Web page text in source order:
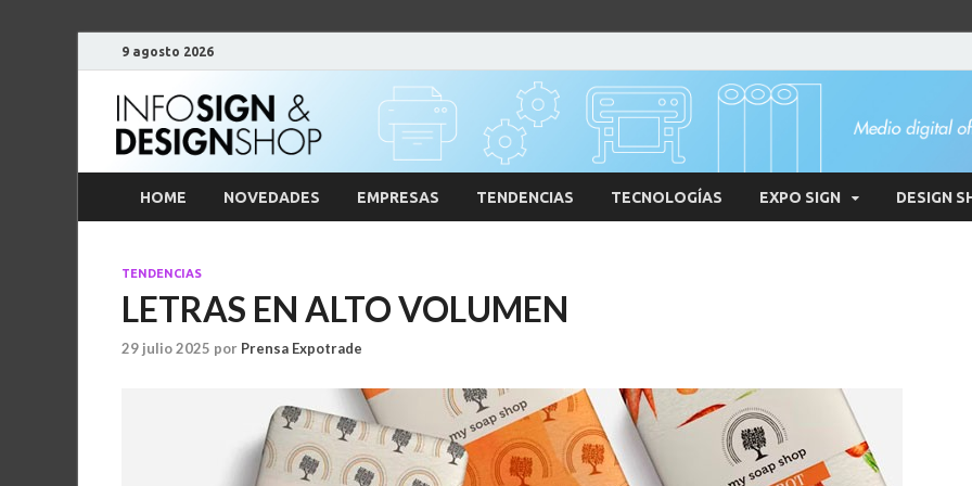
9 agosto 2026
HOME NOVEDADES EMPRESAS TENDENCIAS TECNOLOGÍAS EXPO SIGN DESIGN
TENDENCIAS
LETRAS EN ALTO VOLUMEN
29 julio 2025 por Prensa Expotrade